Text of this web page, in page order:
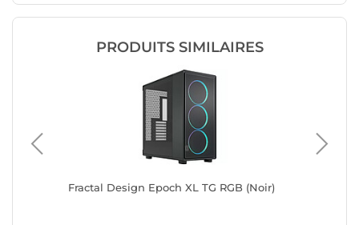
PRODUITS SIMILAIRES
Fractal Design Epoch XL TG RGB (Noir)